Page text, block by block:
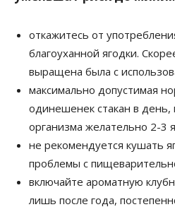
откажитесь от
благоуханной ягодки.
выращена была с
максимально допустимая
одинешенек стакан в
организма желательно 2-3
не рекомендуется кушать
проблемы с
включайте ароматную
лишь после года,